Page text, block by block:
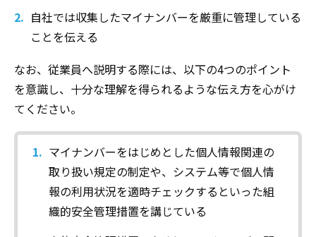
自社では収集したマイナンバーを厳重に管理している
ことを伝える
なお、従業員へ説明する際には、以下の4つのポイント
を意識し、十分な理解を得られるような伝え方を心がけ
てください。
マイナンバーをはじめとした個人情報関連の
取り扱い規定の制定や、システム等で個人情
報の利用状況を適時チェックするといった組
織的安全管理措置を講じている